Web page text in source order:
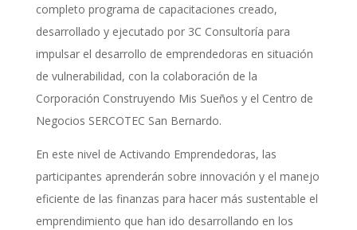
completo programa de capacitaciones creado,
desarrollado y ejecutado por 3C Consultoría para
impulsar el desarrollo de emprendedoras en situación
de vulnerabilidad, con la colaboración de la
Corporación Construyendo Mis Sueños y el Centro de
Negocios SERCOTEC San Bernardo.
En este nivel de Activando Emprendedoras, las
participantes aprenderán sobre innovación y el manejo
eficiente de las finanzas para hacer más sustentable el
emprendimiento que han ido desarrollando en los